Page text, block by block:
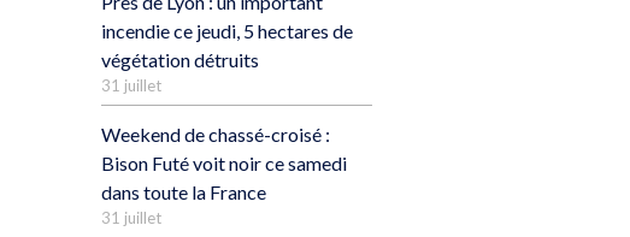
incendie ce jeudi, 5 hectares de
végétation détruits
31 juillet
Weekend de chassé-croisé :
Bison Futé voit noir ce samedi
dans toute la France
31 juillet